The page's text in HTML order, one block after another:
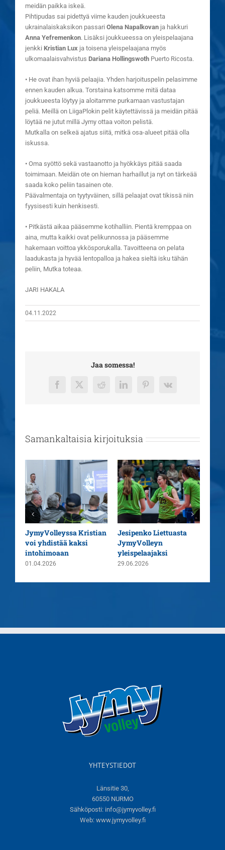
meidän paikka iskeä.
Pihtipudas sai pidettyä viime kauden joukkueesta
ukrainalaiskaksikon passari Olena Napalkovan ja hakkuri
Anna Yefremenkon. Lisäksi joukkueessa on yleispelaajana
jenkki Kristian Lux ja toisena yleispelaajana myös
ulkomaalaisvahvistus Dariana Hollingswoth Puerto Ricosta.
• He ovat ihan hyviä pelaajia. Yhden harjoituspelin pelasimme
ennen kauden alkua. Torstaina katsomme mitä dataa
joukkueesta löytyy ja aloitamme purkamaan vastustajan
peliä. Meillä on LiigaPlokin pelit käytettävissä ja meidän pitää
löytää ne jutut millä Jymy ottaa voiton pelistä.
Mutkalla on selkeä ajatus siitä, mitkä osa-alueet pitää olla
iskussa.
• Oma syöttö sekä vastaanotto ja hyökkäys pitää saada
toimimaan. Meidän ote on hieman harhaillut ja nyt on tärkeää
saada koko peliin tasainen ote.
Päävalmentaja on tyytyväinen, sillä pelaajat ovat tikissä niin
fyysisesti kuin henkisesti.
• Pitkästä aikaa pääsemme kotihalliin. Pientä kremppaa on
aina, mutta kaikki ovat pelikunnossa ja pääsemme
hakemaan voittoa ykkösporukalla. Tavoitteena on pelata
laadukasta ja hyvää lentopalloa ja hakea sieltä isku tähän
peliin, Mutka toteaa.
JARI HAKALA
04.11.2022
Jaa somessa!
Facebook
X RedditLinkedInPinterest
Vk
Samankaltaisia kirjoituksia
JymyVolleyssa Kristian
voi yhdistää kaksi
intohimoaan
01.04.2026
Jesipenko Liettuasta
JymyVolleyn
yleispelaajaksi
29.06.2026
YHTEYSTIEDOT
Länsitie 30,
60550 NURMO
Sähköposti: info@jymyvolley.fi
Web: www.jymyvolley.fi